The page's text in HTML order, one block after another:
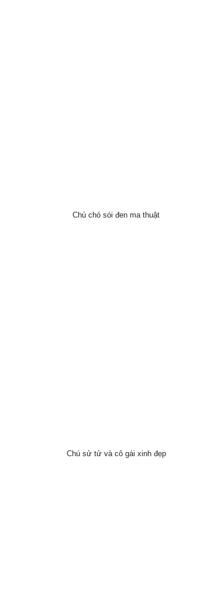
Chú chó sói đen ma thuật
Chú sử tử và cô gái xinh đẹp